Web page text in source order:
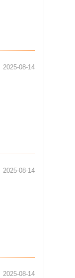
2025-08-14
2025-08-14
2025-08-14